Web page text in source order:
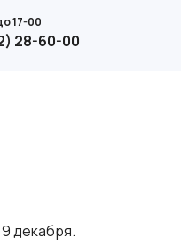
17-00
28-60-00
декабря.